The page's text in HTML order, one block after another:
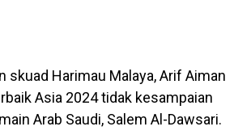
skuad Harimau Malaya, Arif Aiman
Asia 2024 tidak kesampaian
Arab Saudi, Salem Al-Dawsari.